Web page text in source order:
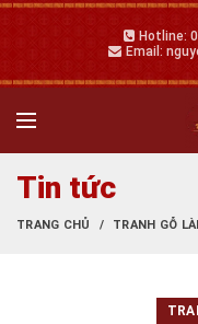
Hotline:
Email:
Tin tức
TRANG CHỦ TRANH GỖ